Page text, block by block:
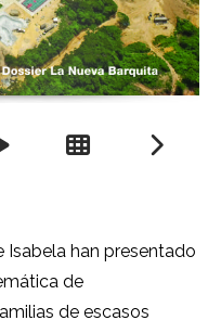
Isabela han presentado
de
de escasos